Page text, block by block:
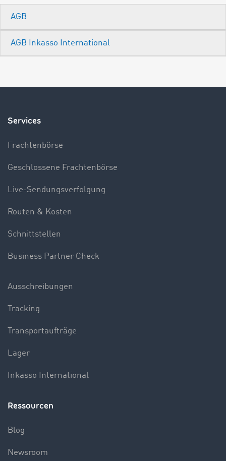
AGB
AGB Inkasso International
Services
Frachtenbörse
Geschlossene Frachtenbörse
Live-Sendungsverfolgung
Routen & Kosten
Schnittstellen
Business Partner Check
Ausschreibungen
Tracking
Transportaufträge
Lager
Inkasso International
Ressourcen
Blog
Newsroom